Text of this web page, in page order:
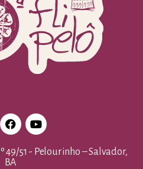
49/51 - Pelourinho – Salvador,
BA